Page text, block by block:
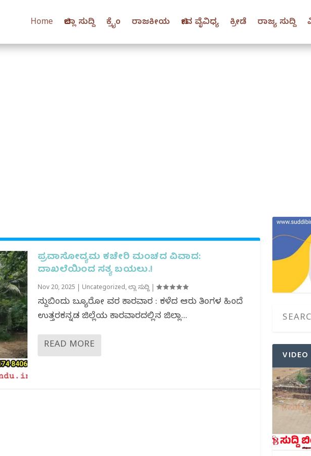
Home ಜಿಲ್ಲಾ ಸುದ್ದಿ ಕ್ರೈಂ ರಾಜಕೀಯ ಜೀವ ವೈವಿಧ್ಯ ಕ್ರೀಡೆ ರಾಜ್ಯ ಸುದ್ದಿ
ಪ್ರವಾಸೋದ್ಯಮ ಕಚೇರಿ ಮಂಚದ ವಿವಾದ:
ದಾಖಲೆಯಿಂದ ಸತ್ಯ ಬಯಲು‌.!
Nov 20, 2025 Uncategorized,ಜಿಲ್ಲಾ ಸುದ್ದಿ|
ಸುದ್ದಿಬಿಂದು ಬ್ಯೂರೋ ವರದಿ ಕಾರವಾರ : ಕಳೆದ ಆರು ತಿಂಗಳ ಹಿಂದೆ
ಉತ್ತರಕನ್ನಡ ಜಿಲ್ಲೆಯ ಕಾರವಾರದಲ್ಲಿನ ಜಿಲ್ಲಾ...
READ MORE
VIDEO